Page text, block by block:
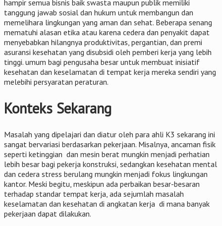
hampir semua bisnis baik swasta maupun publik memiliki
tanggung jawab sosial dan hukum untuk membangun dan
memelihara lingkungan yang aman dan sehat. Beberapa senang
mematuhi alasan etika atau karena cedera dan penyakit dapat
menyebabkan hilangnya produktivitas, pergantian, dan premi
asuransi kesehatan yang disubsidi oleh pemberi kerja yang lebih
tinggi. umum bagi pengusaha besar untuk membuat inisiatif
kesehatan dan keselamatan di tempat kerja mereka sendiri yang
melebihi persyaratan peraturan.
Konteks Sekarang
Masalah yang dipelajari dan diatur oleh para ahli K3 sekarang ini
sangat bervariasi berdasarkan pekerjaan. Misalnya, ancaman fisik
seperti ketinggian dan mesin berat mungkin menjadi perhatian
lebih besar bagi pekerja konstruksi, sedangkan kesehatan mental
dan cedera stress berulang mungkin menjadi fokus lingkungan
kantor. Meski begitu, meskipun ada perbaikan besar-besaran
terhadap standar tempat kerja, ada sejumlah masalah
keselamatan dan kesehatan di angkatan kerja di mana banyak
pekerjaan dapat dilakukan.